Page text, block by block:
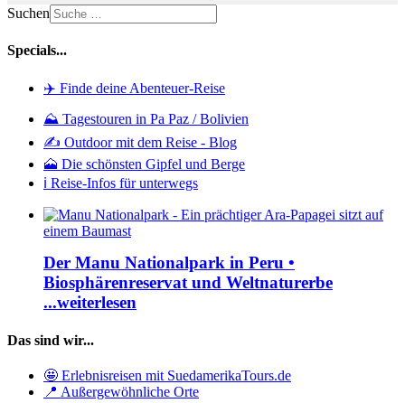
Suchen
Specials...
✈️ Finde deine Abenteuer-Reise
⛰️ Tagestouren in Pa Paz / Bolivien
✍️ Outdoor mit dem Reise - Blog
🗻 Die schönsten Gipfel und Berge
ℹ️ Reise-Infos für unterwegs
Der Manu Nationalpark in Peru •
Biosphärenreservat und Weltnaturerbe
...weiterlesen
Das sind wir...
🤩 Erlebnisreisen mit SuedamerikaTours.de
📍 Außergewöhnliche Orte